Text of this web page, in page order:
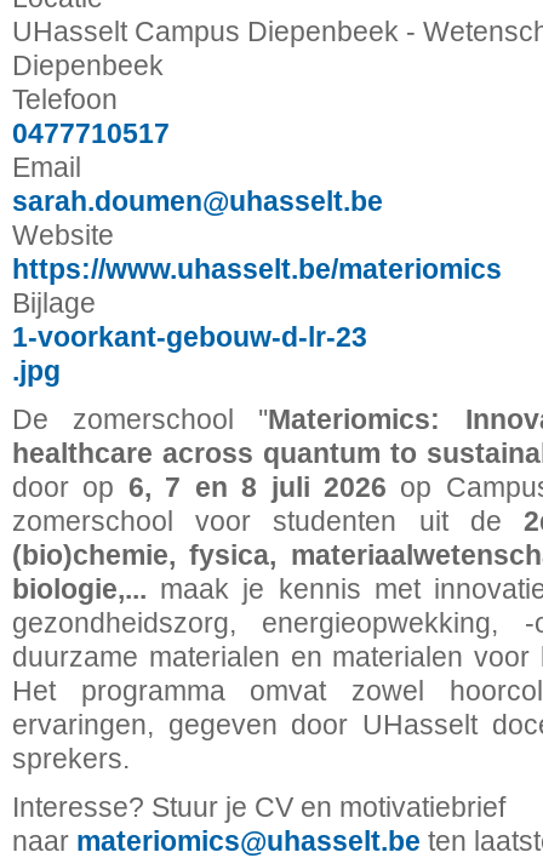
UHasselt Campus Diepenbeek -
Diepenbeek
Telefoon
0477710517
Email
sarah.doumen@uhasselt.be
Website
https://www.uhasselt.be/materiomics
Bijlage
1-voorkant-gebouw-d-lr-23
.jpg
De zomerschool ''Materiomics:
healthcare across quantum to
door op 6, 7 en 8 juli 2026 op
zomerschool voor studenten uit de
(bio)chemie, fysica,
biologie,... maak je kennis met
gezondheidszorg, energieopwekking,
duurzame materialen en materialen voor
Het programma omvat zowel
ervaringen, gegeven door UHasselt
sprekers.
Interesse? Stuur je CV en motivatiebrief
naar materiomics@uhasselt.be ten